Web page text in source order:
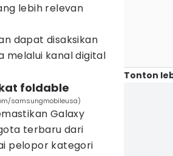
lebih relevan
dapat disaksikan
melalui kanal digital
foldable
samsungmobileusa)
Galaxy
terbaru dari
pelopor kategori
Tonton